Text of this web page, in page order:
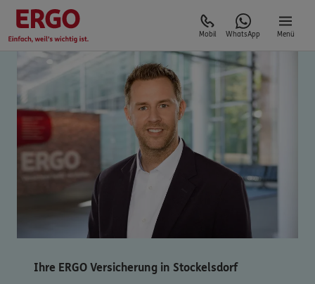
Mobil WhatsApp Menü
Ihre ERGO Versicherung in Stockelsdorf